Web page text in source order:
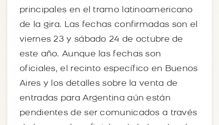
principales en el tramo latinoamericano
de la gira. Las fechas confirmadas son el
viernes 23 y sábado 24 de octubre de
este año. Aunque las fechas son
oficiales, el recinto específico en Buenos
Aires y los detalles sobre la venta de
entradas para Argentina aún están
pendientes de ser comunicados a través